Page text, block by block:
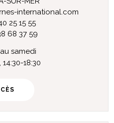
international.com
25 15 55
68 37 59
samedi
14:30-18:30